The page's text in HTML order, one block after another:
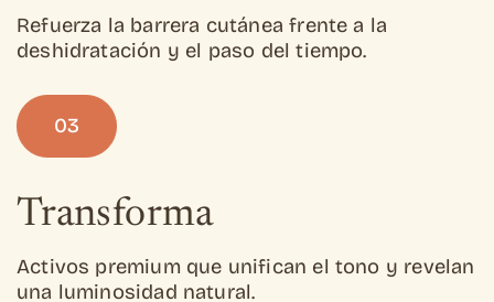
Refuerza la barrera cutánea frente a la
deshidratación y el paso del tiempo.
03
Transforma
Activos premium que unifican el tono y revelan
una luminosidad natural.